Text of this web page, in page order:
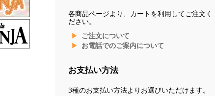
各商品ページより、カートを利用してご注文く
ださい。
ご注文について
お電話でのご案内について
お支払い方法
3種のお支払い方法よりお選びいただけます。